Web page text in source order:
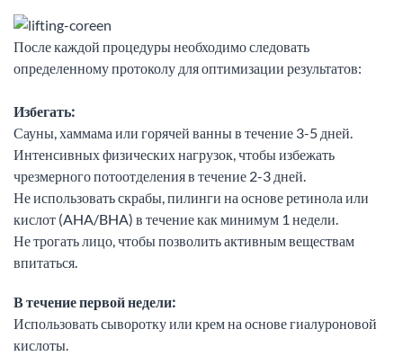
После каждой процедуры необходимо следовать
определенному протоколу для оптимизации результатов:
Избегать:
Сауны, хаммама или горячей ванны в течение 3-5 дней.
Интенсивных физических нагрузок, чтобы избежать
чрезмерного потоотделения в течение 2-3 дней.
Не использовать скрабы, пилинги на основе ретинола или
кислот (AHA/BHA) в течение как минимум 1 недели.
Не трогать лицо, чтобы позволить активным веществам
впитаться.
В течение первой недели:
Использовать сыворотку или крем на основе гиалуроновой
кислоты.